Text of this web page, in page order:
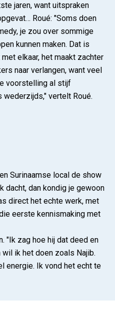
jaren, want uitspraken
Roué: "Soms doen
je zou over sommige
kunnen maken. Dat is
elkaar, het maakt zachter
naar verlangen, want veel
voorstelling al stijf
wederzijds," vertelt Roué.
Surinaamse local de show
dacht, dan kondig je gewoon
direct het echte werk, met
eerste kennismaking met
"Ik zag hoe hij dat deed en
ik het doen zoals Najib.
energie. Ik vond het echt te